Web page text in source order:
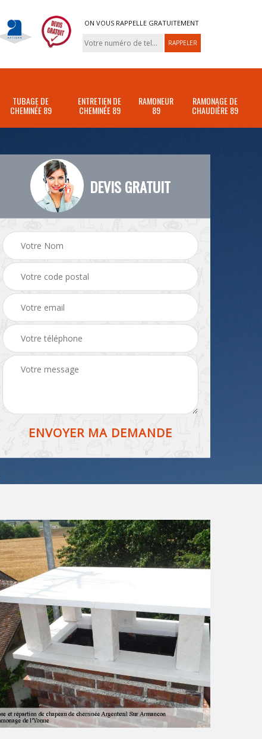
ON VOUS RAPPELLE GRATUITEMENT
TUBAGE DE
CHEMINÉE 89
ENTRETIEN DE
CHEMINÉE 89
RAMONEUR
89
RAMONAGE DE
CHAUDIÈRE 89
DEVIS GRATUIT